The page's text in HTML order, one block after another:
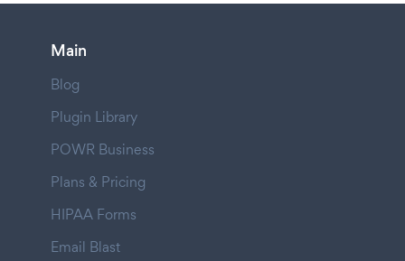
Main
Blog
Plugin Library
POWR Business
Plans & Pricing
HIPAA Forms
Email Blast